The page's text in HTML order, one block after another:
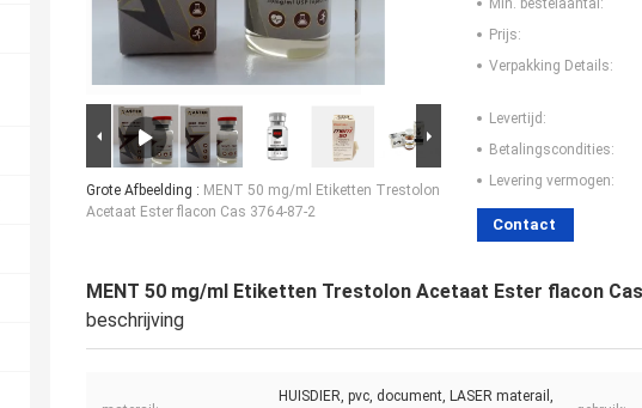
Grote Afbeelding : MENT 50 mg/ml Etiketten Trestolon
Acetaat Ester flacon Cas 3764-87-2
Min. bestelaantal:
Prijs:
Verpakking Details:
Levertijd:
Betalingscondities:
Levering vermogen:
Contact
MENT 50 mg/ml Etiketten Trestolon Acetaat Ester flacon
beschrijving
HUISDIER, pvc, document, LASER materail,